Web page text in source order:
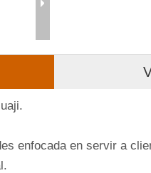
enfocada en servir a